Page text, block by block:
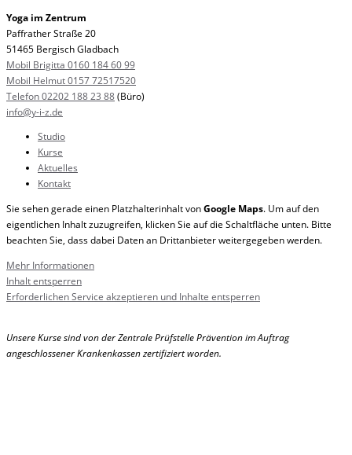
Yoga im Zentrum
Paffrather Straße 20
51465 Bergisch Gladbach
Mobil Brigitta 0160 184 60 99
Mobil Helmut 0157 72517520
Telefon 02202 188 23 88(Büro)
info@y-i-z.de
Studio
Kurse
Aktuelles
Kontakt
Sie sehen gerade einen Platzhalterinhalt vonGoogle Maps. Um auf den
eigentlichen Inhalt zuzugreifen, klicken Sie auf die Schaltfläche unten. Bitte
beachten Sie, dass dabei Daten an Drittanbieter weitergegeben werden.
Mehr Informationen
Inhalt entsperren
Erforderlichen Service akzeptieren und Inhalte entsperren
Unsere Kurse sind von der Zentrale Prüfstelle Prävention im Auftrag
angeschlossener Krankenkassen zertifiziert worden.